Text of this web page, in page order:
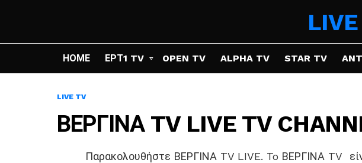
ΗΟΜΕ ΕΡΤ1 TV OPEN TV ALPHA TV STAR TV
LIVE TV
ΒΕΡΓΙΝΑ TV LIVE TV
Παρακολουθήστε ΒΕΡΓΙΝΑ TV LIVE. To ΒΕΡΓΙΝΑ TV